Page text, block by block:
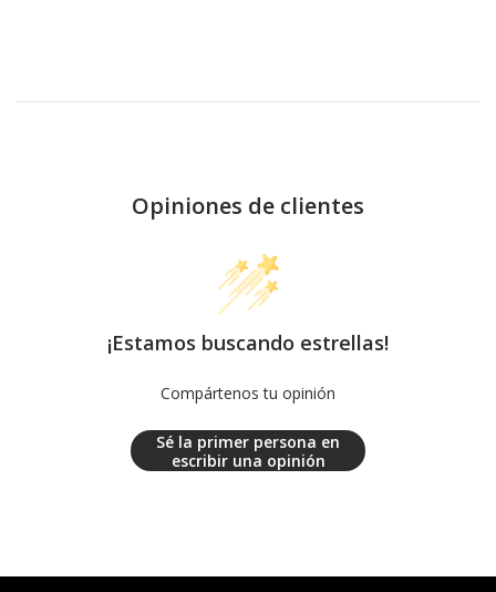
Opiniones de clientes
¡Estamos buscando estrellas!
Compártenos tu opinión
Sé la primer persona en
escribir una opinión